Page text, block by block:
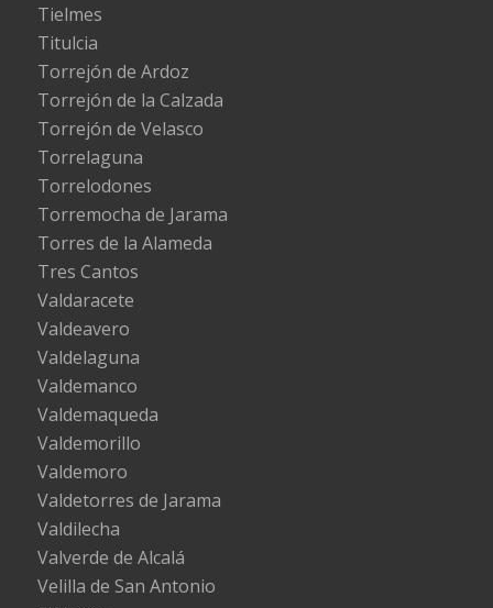
Tielmes
Titulcia
Torrejón de Ardoz
Torrejón de la Calzada
Torrejón de Velasco
Torrelaguna
Torrelodones
Torremocha de Jarama
Torres de la Alameda
Tres Cantos
Valdaracete
Valdeavero
Valdelaguna
Valdemanco
Valdemaqueda
Valdemorillo
Valdemoro
Valdetorres de Jarama
Valdilecha
Valverde de Alcalá
Velilla de San Antonio